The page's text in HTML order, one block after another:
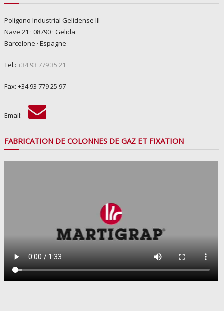
Poligono Industrial Gelidense III
Nave 21 · 08790 · Gelida
Barcelone · Espagne
Tel.: +34 93 779 35 21
Fax: +34 93 779 25 97
Email:
FABRICATION DE COLONNES DE GAZ ET FIXATION